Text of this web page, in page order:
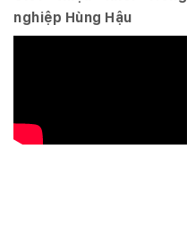
nghiệp Hùng Hậu